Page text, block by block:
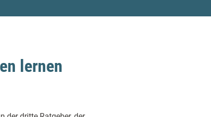
lernen